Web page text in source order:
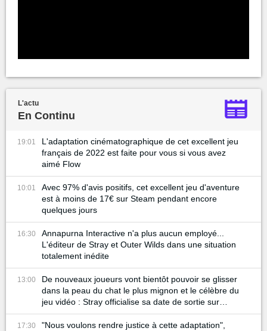
L'actu
En Continu
19:01
L'adaptation cinématographique de cet excellent jeu
français de 2022 est faite pour vous si vous avez
aimé Flow
10:01
Avec 97% d'avis positifs, cet excellent jeu d'aventure
est à moins de 17€ sur Steam pendant encore
quelques jours
16:30
Annapurna Interactive n'a plus aucun employé...
L'éditeur de Stray et Outer Wilds dans une situation
totalement inédite
13:00
De nouveaux joueurs vont bientôt pouvoir se glisser
dans la peau du chat le plus mignon et le célèbre du
jeu vidéo : Stray officialise sa date de sortie sur
Nintendo Switch !
17:30
"Nous voulons rendre justice à cette adaptation",